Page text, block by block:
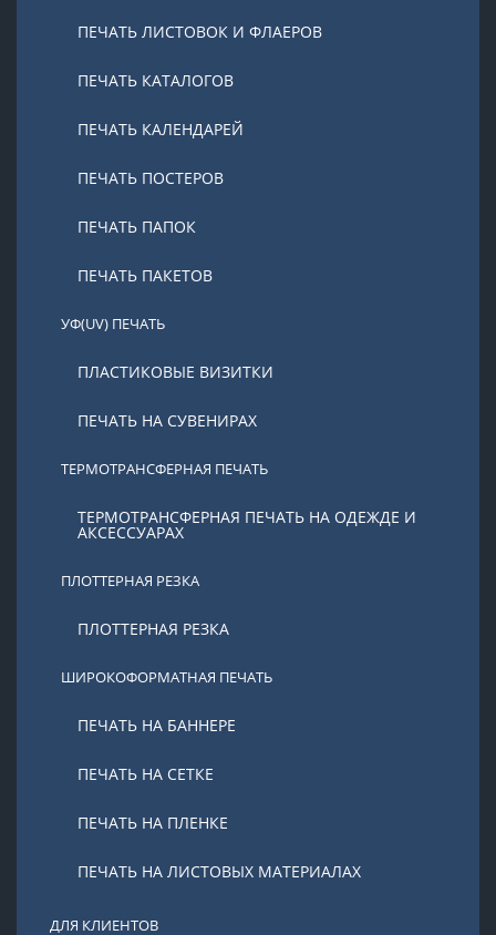
ПЕЧАТЬ ЛИСТОВОК И ФЛАЕРОВ
ПЕЧАТЬ КАТАЛОГОВ
ПЕЧАТЬ КАЛЕНДАРЕЙ
ПЕЧАТЬ ПОСТЕРОВ
ПЕЧАТЬ ПАПОК
ПЕЧАТЬ ПАКЕТОВ
УФ(UV) ПЕЧАТЬ
ПЛАСТИКОВЫЕ ВИЗИТКИ
ПЕЧАТЬ НА СУВЕНИРАХ
ТЕРМОТРАНСФЕРНАЯ ПЕЧАТЬ
ТЕРМОТРАНСФЕРНАЯ ПЕЧАТЬ НА ОДЕЖДЕ И
АКСЕССУАРАХ
ПЛОТТЕРНАЯ РЕЗКА
ПЛОТТЕРНАЯ РЕЗКА
ШИРОКОФОРМАТНАЯ ПЕЧАТЬ
ПЕЧАТЬ НА БАННЕРЕ
ПЕЧАТЬ НА СЕТКЕ
ПЕЧАТЬ НА ПЛЕНКЕ
ПЕЧАТЬ НА ЛИСТОВЫХ МАТЕРИАЛАХ
ДЛЯ КЛИЕНТОВ